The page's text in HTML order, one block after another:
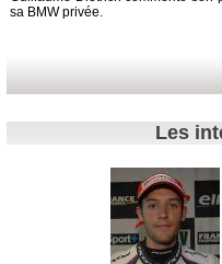
sa BMW privée.
Les